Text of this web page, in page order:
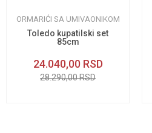
ORMARIĆI SA UMIVAONIKOM
Toledo kupatilski set
85cm
24.040,00 RSD
28.290,00RSD